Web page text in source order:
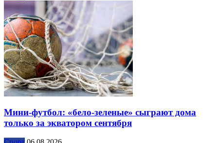
Мини-футбол: «бело-зеленые» сыграют дома
только за экватором сентября